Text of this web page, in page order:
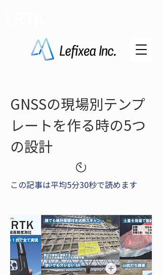
GNSSの現場別テンプ
レートを作る時の5つ
の設計
この記事は平均5分30秒で読めます